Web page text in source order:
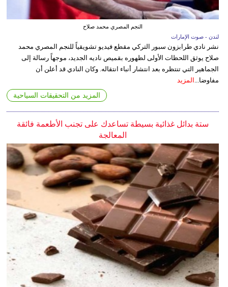
النجم المصري محمد صلاح
لندن - صوت الإمارات
نشر نادي طرابزون سبور التركي مقطع فيديو تشويقياً للنجم المصري محمد
صلاح يوثق اللحظات الأولى لظهوره بقميص ناديه الجديد، موجهاً رسالة إلى
الجماهير التي تنتظره بعد انتشار أنباء انتقاله. وكان النادي قد أعلن أن
مفاوضا...
المزيد
المزيد من التحقيقات السياحية
ستة بدائل غذائية بسيطة تساعدك على تجنب الأطعمة فائقة
المعالجة